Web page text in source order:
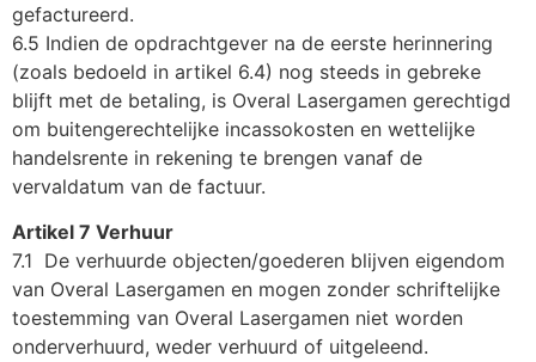
gefactureerd.
6.5 Indien de opdrachtgever na de eerste herinnering
(zoals bedoeld in artikel 6.4) nog steeds in gebreke
blijft met de betaling, is Overal Lasergamen gerechtigd
om buitengerechtelijke incassokosten en wettelijke
handelsrente in rekening te brengen vanaf de
vervaldatum van de factuur.
Artikel 7 Verhuur
7.1 De verhuurde objecten/goederen blijven eigendom
van Overal Lasergamen en mogen zonder schriftelijke
toestemming van Overal Lasergamen niet worden
onderverhuurd, weder verhuurd of uitgeleend.